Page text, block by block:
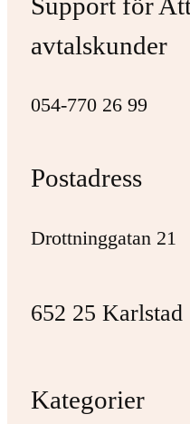
avtalskunder
054-770 26 99
Postadress
Drottninggatan 21
652 25 Karlstad
Kategorier